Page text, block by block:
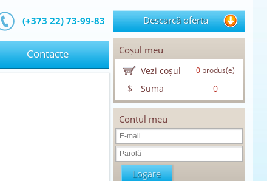
(+373 22) 73-99-83
Contacte
Descarcă oferta
Coșul meu
Vezi coșul 0produs(e)
$ Suma 0
Contul meu